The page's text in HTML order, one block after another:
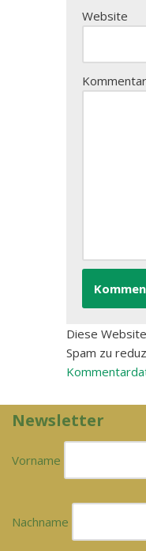
Website
Kommentar
Diese
Spam zu
Newsletter
Vorname
Nachname